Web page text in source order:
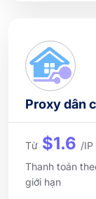
Proxy dân
Từ $1.6 /IP
Thanh toán
giới hạn